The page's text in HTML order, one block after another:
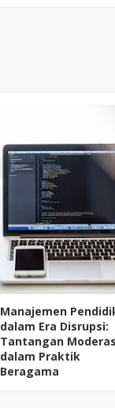
Manajemen
dalam Era Disrupsi:
Tantangan
dalam Praktik
Beragama